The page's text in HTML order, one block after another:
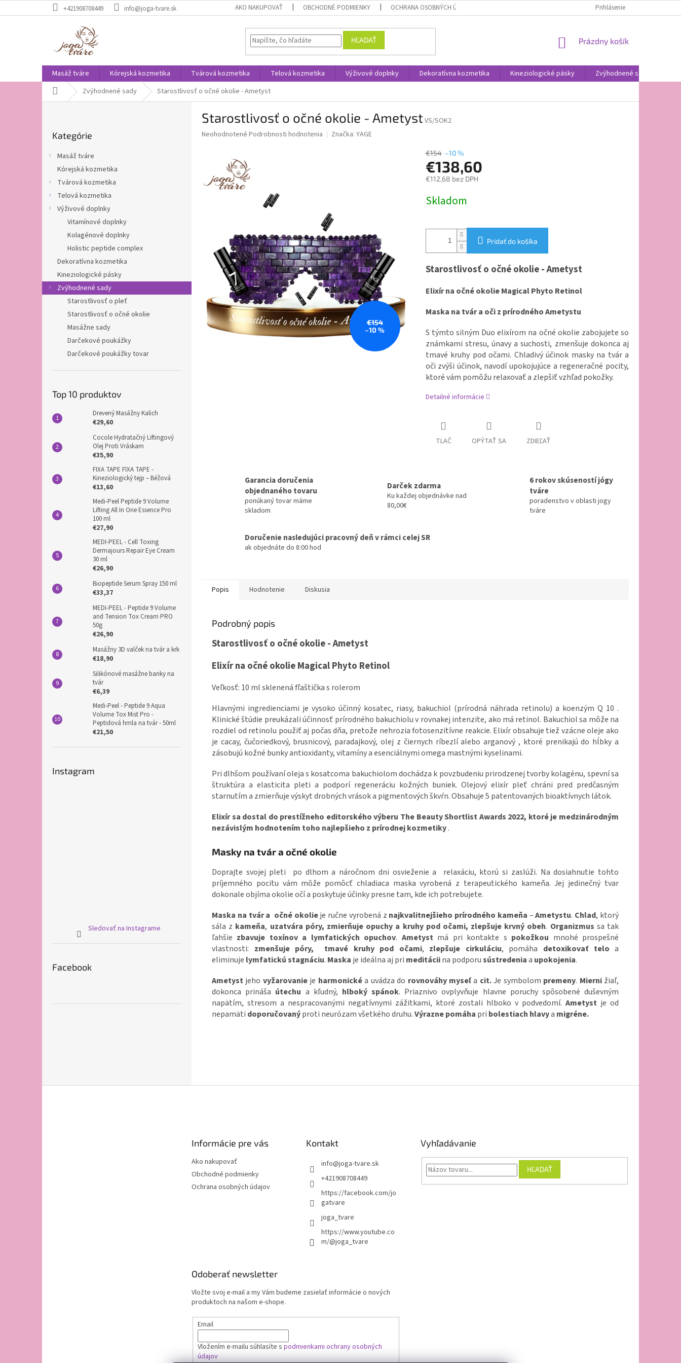
na
+421908708449 info@joga-tvare.sk AKO NAKUPOVAŤ OBCHODNÉ PODMIENKY OCHRANA OSOBNÝCH ÚDAJOV Prihlásenie
HĽADAŤ
NÁKUPNÝ
Prázdny košík
Masáž tváre Kórejská kozmetika Tvárová kozmetika Telová kozmetika Výživové doplnky Dekoratívna kozmetika Kineziologické pásky Zvýhodnené sady
Domov Zvýhodnené sady Starostlivosť o očné okolie - Ametyst
kategórie
Kategórie
Masáž tváre
Kórejská kozmetika
Tvárová kozmetika
Telová kozmetika
Výživové doplnky
Vitamínové doplnky
Kolagénové doplnky
Holistic peptide complex
Dekoratívna kozmetika
Kineziologické pásky
Zvýhodnené sady
Starostlivosť o pleť
Starostlivosť o očné okolie
Masážne sady
Darčekové poukážky
Darčekové poukážky tovar
Top 10 produktov
Drevený Masážny Kalich
€29,60
Cocole Hydratačný Liftingový
Olej Proti Vráskam
€35,90
FIXA TAPE FIXA TAPE -
Kineziologický tejp – Béžová
€13,60
Medi-Peel Peptide 9 Volume
Lifting All In One Essence Pro
100 ml
€27,90
MEDI-PEEL - Cell Toxing
Dermajours Repair Eye Cream
30 ml
€26,90
Biopeptide Serum Spray 150 ml
€33,37
MEDI-PEEL - Peptide 9 Volume
and Tension Tox Cream PRO
50g
€26,90
Masážny 3D valček na tvár a krk
€18,90
Silikónové masážne banky na
tvár
€6,39
Medi-Peel - Peptide 9 Aqua
Volume Tox Mist Pro -
Peptidová hmla na tvár - 50ml
€21,50
Instagram
Sledovať na Instagrame
Facebook
Starostlivosť o očné okolie - AmetystVS/SOK2
Priemerné
z
Neohodnotené Podrobnosti hodnotenia Značka: YAGE
€154
–10 %
€154 –10 %
€138,60
€112,68 bez DPH
cena:
Skladom
Pridať do košíka
Starostlivosť o očné okolie - Ametyst
Elixír na očné okolie Magical Phyto Retinol
Maska na tvár a oči z prírodného Ametystu
S týmto silným Duo elixírom na očné okolie zabojujete so
známkami stresu, únavy a suchosti, zmenšuje dokonca aj
tmavé kruhy pod očami. Chladivý účinok masky na tvár a
oči zvýši účinok, navodí upokojujúce a regeneračné pocity,
ktoré vám pomôžu relaxovať a zlepšiť vzhľad pokožky.
Detailné informácie
TLAČ OPÝTAŤ SA ZDIEĽAŤ
Garancia doručenia
objednaného tovaru
ponúkaný tovar máme
skladom
Darček zdarma
Ku každej objednávke nad
80,00€
6 rokov skúseností jógy
tváre
poradenstvo v oblasti jogy
tváre
Doručenie nasledujúci pracovný deň v rámci celej SR
ak objednáte do 8:00 hod
Popis Hodnotenie Diskusia
Podrobný popis
Starostlivosť o očné okolie - Ametyst
Elixír na očné okolie Magical Phyto Retinol
Veľkosť: 10 ml sklenená fľaštička s rolerom
Hlavnými ingredienciami je vysoko účinný kosatec, riasy, bakuchiol (prírodná náhrada retinolu) a koenzým Q 10 .
Klinické štúdie preukázali účinnosť prírodného bakuchiolu v rovnakej intenzite, ako má retinol. Bakuchiol sa môže na
rozdiel od retinolu použiť aj počas dňa, pretože nehrozia fotosenzitívne reakcie. Elixír obsahuje tiež vzácne oleje ako
je cacay, čučoriedkový, brusnicový, paradajkový, olej z čiernych ríbezlí alebo arganový , ktoré prenikajú do hĺbky a
zásobujú kožné bunky antioxidanty, vitamíny a esenciálnymi omega mastnými kyselinami.
Pri dlhšom používaní oleja s kosatcoma bakuchiolom dochádza k povzbudeniu prirodzenej tvorby kolagénu, spevní sa
štruktúra a elasticita pleti a podporí regeneráciu kožných buniek. Olejový elixír pleť chráni pred predčasným
starnutím a zmierňuje výskyt drobných vrások a pigmentových škvŕn. Obsahuje 5 patentovaných bioaktívnych látok.
Elixír sa dostal do prestížneho editorského výberu The Beauty Shortlist Awards 2022, ktoré je medzinárodným
nezávislým hodnotením toho najlepšieho z prírodnej kozmetiky.
Masky na tvár a očné okolie
Doprajte svojej pleti po dlhom a náročnom dni osvieženie a relaxáciu, ktorú si zaslúži. Na dosiahnutie tohto
príjemného pocitu vám môže pomôcť chladiaca maska vyrobená z terapeutického kameňa. Jej jedinečný tvar
dokonale objíma okolie očí a poskytuje účinky presne tam, kde ich potrebujete.
Maska na tvár a očné okolieje ručne vyrobená z najkvalitnejšieho prírodného kameňa –Ametystu. Chlad, ktorý
sála z kameňa, uzatvára póry, zmierňuje opuchy a kruhy pod očami, zlepšuje krvný obeh. Organizmus sa tak
ľahšie zbavuje toxínov a lymfatických opuchov. Ametystmá pri kontakte s pokožkou mnohé prospešné
vlastnosti: zmenšuje póry, tmavé kruhy pod očami, zlepšuje cirkuláciu, pomáha detoxikovať telo a
eliminuje lymfatickústagnáciu. Maska je ideálna aj pri meditáciina podporusústredeniaa upokojenia.
Ametyst jeho vyžarovanieje harmonickéa uvádza do rovnováhy myseľa cit.Je symbolom premeny. Miernižiaľ,
dokonca prináša útechu a kľudný, hlboký spánok. Priaznivo ovplyvňuje hlavne poruchy spôsobené duševným
napätím, stresom a nespracovanými negatívnymi zážitkami, ktoré zostali hlboko v podvedomí. Ametyst je od
nepamäti doporučovanýproti neurózam všetkého druhu.Výrazne pomáha pri bolestiach hlavya migréne.
Informácie pre vás
Ako nakupovať
Obchodné podmienky
Ochrana osobných údajov
Kontakt
info@joga-tvare.sk
+421908708449
https://facebook.com/jo
gatvare
joga_tvare
https://www.youtube.co
m/@joga_tvare
Vyhľadávanie
HĽADAŤ
Odoberať newsletter
Vložte svoj e-mail a my Vám budeme zasielať informácie o nových
produktoch na našom e-shope.
Email
Vložením e-mailu súhlasíte s podmienkami ochrany osobných
údajov